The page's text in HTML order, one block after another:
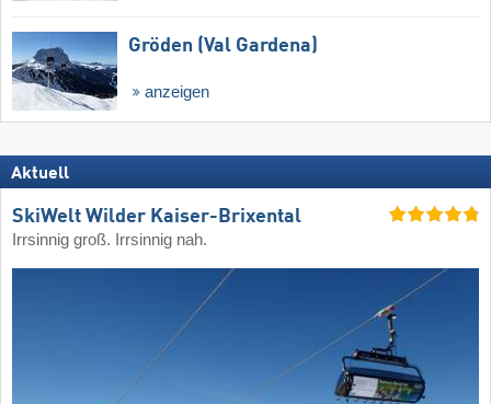
Gröden (Val Gardena)
anzeigen
Aktuell
SkiWelt Wilder Kaiser-Brixental
Irrsinnig groß. Irrsinnig nah.